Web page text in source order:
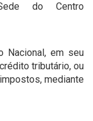
do Centro
Nacional, em seu
tributário, ou
mediante